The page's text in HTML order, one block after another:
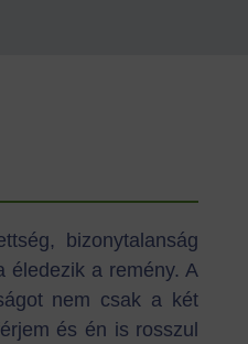
bizonytalanság
éledezik a remény. A
nem csak a két
és én is rosszul